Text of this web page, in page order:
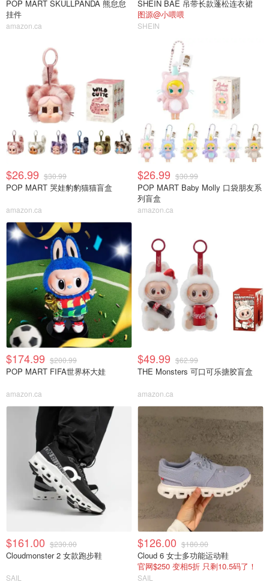
POP MART SKULLPANDA 熊怠怠
挂件
amazon.ca
SHEIN BAE 吊带长款蓬松连衣裙
图源@小喂喂
SHEIN
$26.99 $30.99
POP MART 哭娃豹豹猫猫盲盒
amazon.ca
$26.99 $30.99
POP MART Baby Molly 口袋朋友系
列盲盒
amazon.ca
$174.99 $200.99
POP MART FIFA世界杯大娃
amazon.ca
$49.99 $62.99
THE Monsters 可口可乐搪胶盲盒
amazon.ca
$161.00 $230.00
Cloudmonster 2 女款跑步鞋
SAIL
$126.00 $180.00
Cloud 6 女士多功能运动鞋
官网$250 变相5折 只剩10.5码了！
SAIL